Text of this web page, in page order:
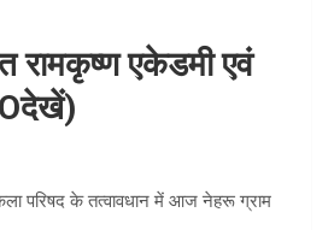
रामकृष्ण एकेडमी एवं
परिषद के तत्वावधान में आज नेहरू ग्राम